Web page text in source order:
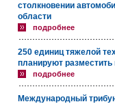
столкновении
области
подробнее
250 единиц тяжелой
планируют
подробнее
Международный